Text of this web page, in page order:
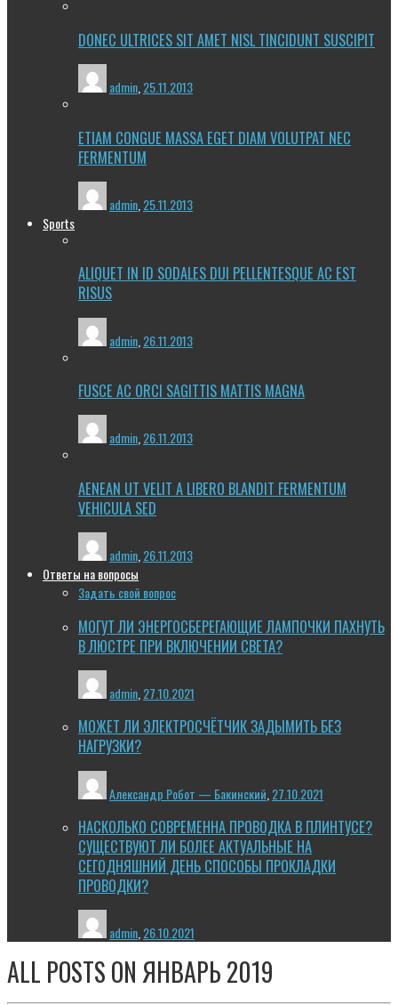
DONEC ULTRICES SIT AMET NISL TINCIDUNT SUSCIPIT
admin 25.11.2013
ETIAM CONGUE MASSA EGET DIAM VOLUTPAT NEC
FERMENTUM
admin 25.11.2013
Sports
ALIQUET IN ID SODALES DUI PELLENTESQUE AC EST
RISUS
admin 26.11.2013
FUSCE AC ORCI SAGITTIS MATTIS MAGNA
admin,26.11.2013
AENEAN UT VELIT A LIBERO BLANDIT FERMENTUM
VEHICULA SED
admin 26.11.2013
Ответы на вопросы
Задать свой вопрос
МОГУТ ЛИ ЭНЕРГОСБЕРЕГАЮЩИЕ ЛАМПОЧКИ ПАХНУТЬ
В ЛЮСТРЕ ПРИ ВКЛЮЧЕНИИ СВЕТА?
admin 27.10.2021
МОЖЕТ ЛИ ЭЛЕКТРОСЧЁТЧИК ЗАДЫМИТЬ БЕЗ
НАГРУЗКИ?
Александр Робот — Бакинский 27.10.2021
НАСКОЛЬКО СОВРЕМЕННА ПРОВОДКА В ПЛИНТУСЕ?
СУЩЕСТВУЮТ ЛИ БОЛЕЕ АКТУАЛЬНЫЕ НА
СЕГОДНЯШНИЙ ДЕНЬ СПОСОБЫ ПРОКЛАДКИ
ПРОВОДКИ?
admin,26.10.2021
ALL POSTS ON ЯНВАРЬ 2019